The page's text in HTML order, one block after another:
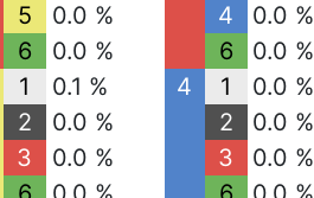
5
0.0 %
6
0.0 %
1
0.1 %
2
0.0 %
3
0.0 %
4
0.0 %
6
0.0 %
4
1
0.0 %
2
0.0 %
3
0.0 %